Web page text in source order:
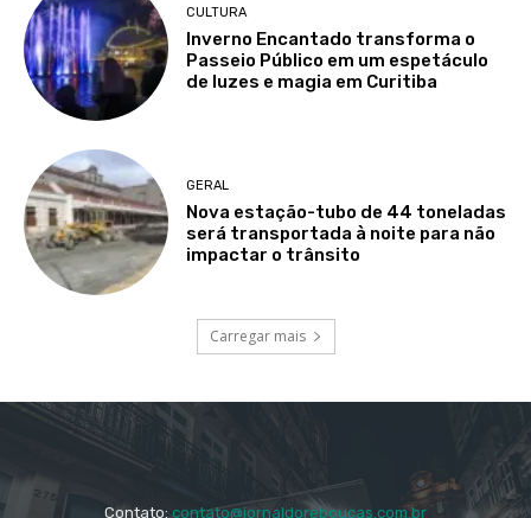
CULTURA
Inverno Encantado transforma o
Passeio Público em um espetáculo
de luzes e magia em Curitiba
GERAL
Nova estação-tubo de 44 toneladas
será transportada à noite para não
impactar o trânsito
Carregar mais
Contato: contato@jornaldoreboucas.com.br